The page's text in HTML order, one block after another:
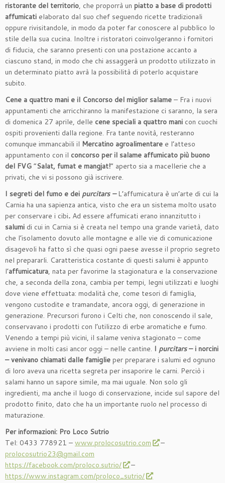
ristorante del territorio, che proporrà un piatto a base di prodotti
affumicati elaborato dal suo chef seguendo ricette tradizionali
oppure rivisitandole, in modo da poter far conoscere al pubblico lo
stile della sua cucina. Inoltre i ristoratori coinvolgeranno i fornitori
di fiducia, che saranno presenti con una postazione accanto a
ciascuno stand, in modo che chi assaggerà un prodotto utilizzato in
un determinato piatto avrà la possibilità di poterlo acquistare
subito.
Cene a quattro mani e il Concorso del miglior salame – Fra i nuovi
appuntamenti che arricchiranno la manifestazione ci saranno, la sera
di domenica 27 aprile, delle cene speciali a quattro mani con cuochi
ospiti provenienti dalla regione. Fra tante novità, resteranno
comunque immancabili il Mercatino agroalimentare e l’atteso
appuntamento con il concorso per il salame affumicato più buono
del FVG “Salat, fumat e mangjat!” aperto sia a macellerie che a
privati, che vi si possono già iscrivere.
I segreti del fumo e dei purcitars – L’affumicatura è un’arte di cui la
Carnia ha una sapienza antica, visto che era un sistema molto usato
per conservare i cibi. Ad essere affumicati erano innanzitutto i
salumi di cui in Carnia si è creata nel tempo una grande varietà, dato
che l’isolamento dovuto alle montagne e alle vie di comunicazione
disagevoli ha fatto sì che quasi ogni paese avesse il proprio segreto
nel prepararli. Caratteristica costante di questi salumi è appunto
l’affumicatura, nata per favorirne la stagionatura e la conservazione
che, a seconda della zona, cambia per tempi, legni utilizzati e luoghi
dove viene effettuata: modalità che, come tesori di famiglia,
vengono custodite e tramandate, ancora oggi, di generazione in
generazione. Precursori furono i Celti che, non conoscendo il sale,
conservavano i prodotti con l’utilizzo di erbe aromatiche e fumo.
Venendo a tempi più vicini, il salame veniva stagionato – come
avviene in molti casi ancor oggi – nelle cantine. I purcitars– i norcini
– venivano chiamati dalle famiglie per preparare i salumi ed ognuno
di loro aveva una ricetta segreta per insaporire le carni. Perciò i
salami hanno un sapore simile, ma mai uguale. Non solo gli
ingredienti, ma anche il luogo di conservazione, incide sul sapore del
prodotto finito, dato che ha un importante ruolo nel processo di
maturazione.
Per informazioni: Pro Loco Sutrio
Tel: 0433 778921 – www.prolocosutrio.com
–
prolocosutrio23@gmail.com
https://facebook.com/proloco.sutrio/
–
https://www.instagram.com/proloco_sutrio/